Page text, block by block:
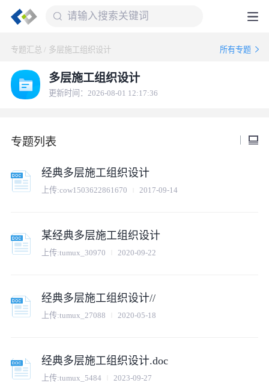
专题汇总 / 多层施工组织设计 所有专题
多层施工组织设计
更新时间：2026-08-01 12:17:36
专题列表
经典多层施工组织设计
上传:cow1503622861670 2017-09-14
某经典多层施工组织设计
上传:tumux_30970 2020-09-22
经典多层施工组织设计//
上传:tumux_27088 2020-05-18
经典多层施工组织设计.doc
上传:tumux_5484 2023-09-27